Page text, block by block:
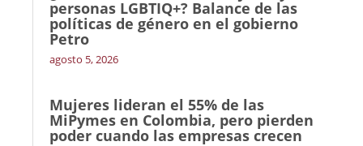
personas LGBTIQ+? Balance de las
políticas de género en el gobierno
Petro
agosto 5, 2026
Mujeres lideran el 55% de las
MiPymes en Colombia, pero pierden
poder cuando las empresas crecen